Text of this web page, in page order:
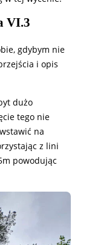
VI.3
gdybym nie
i opis
dużo
tego nie
na
z lini
powodując